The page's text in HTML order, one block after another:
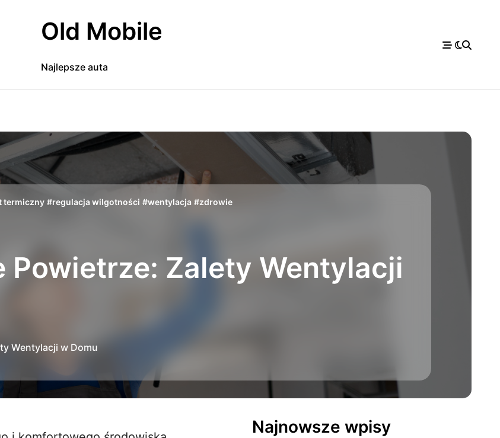
Old Mobile
Najlepsze auta
termiczny #regulacja wilgotności #wentylacja #zdrowie
Powietrze: Zalety Wentylacji
Wentylacji w Domu
Najnowsze wpisy